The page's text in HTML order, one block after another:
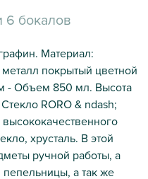
6 бокалов
Материал:
покрытый цветной
- Объем 850 мл. Высота
RORO & ndash;
хрусталь. В этой
ручной работы, а
а так же